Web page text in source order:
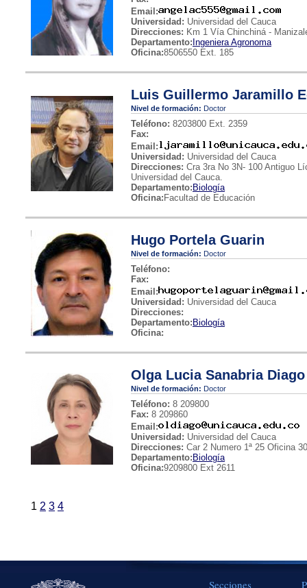
Email:
Universidad: Universidad del Cauca
Direcciones: Km 1 Vía Chinchiná -
Departamento: Ingeniera Agronoma
Oficina:8506550 Ext. 185
Luis Guillermo Jaramillo
Nivel de formación: Doctor
Teléfono: 8203800 Ext. 2359
Fax:
Email:
Universidad: Universidad del Cauca
Direcciones: Cra 3ra No 3N- 100 Antiguo
Universidad del Cauca.
Departamento: Biología
Oficina: Facultad de Educación
Hugo Portela Guarin
Nivel de formación: Doctor
Teléfono:
Fax:
Email:
Universidad: Universidad del Cauca
Direcciones:
Departamento: Biología
Oficina:
Olga Lucia Sanabria Diago
Nivel de formación: Doctor
Teléfono: 8 209800
Fax: 8 209860
Email:
Universidad: Universidad del Cauca
Direcciones: Car 2 Numero 1ª 25 Oficina
Departamento: Biología
Oficina:9209800 Ext 2611
1 2 3 4
Secciones